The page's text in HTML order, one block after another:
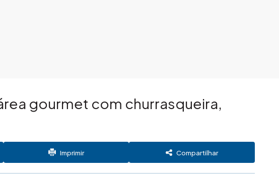
gourmet com churrasqueira,
Imprimir Compartilhar